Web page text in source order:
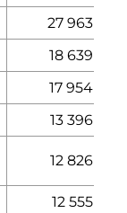
27 963
18 639
17 954
13 396
12 826
12 555